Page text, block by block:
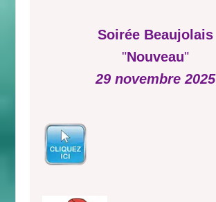
Soirée Beaujolais
"Nouveau"
29 novembre 2025